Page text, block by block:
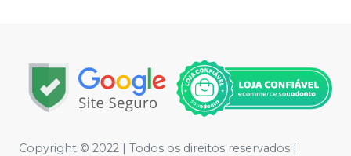
Copyright © 2022 | Todos os direitos reservados |